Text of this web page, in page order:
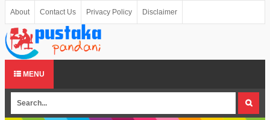
About Contact Us Privacy Policy Disclaimer
MENU